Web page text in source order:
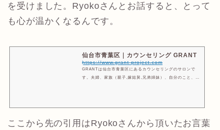
を受けました。Ryokoさんとお話すると、とって
も心が温かくなるんです。
仙台市青葉区｜カウンセリング GRANT
https://www.grant-project.com
GRANTは仙台市青葉区にあるカウンセリングのサロンで
す。夫婦、家族（親子,嫁姑舅,兄弟姉妹）、自分のこと、友
を応援、支援するﾌﾟﾛｼﾞｪｸﾄです。GRANTとは叶えるとい
う意味。生きることとは自分自身を表現することです。あ
ここから先の引用はRyokoさんから頂いたお言葉